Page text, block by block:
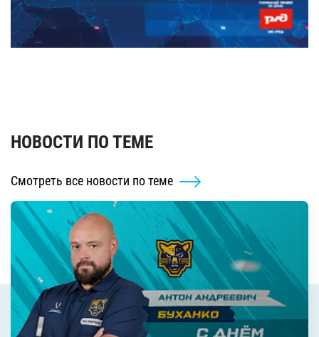
НОВОСТИ ПО ТЕМЕ
Смотреть все новости по теме